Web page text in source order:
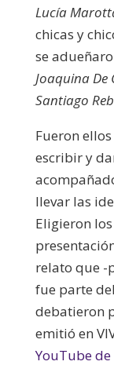
Lucía
chicas y
se
Joaquina De
Santiago
Fueron
escribir y
llevar las
Eligieron
relato que -
fue parte
debatieron
emitió en
YouTube